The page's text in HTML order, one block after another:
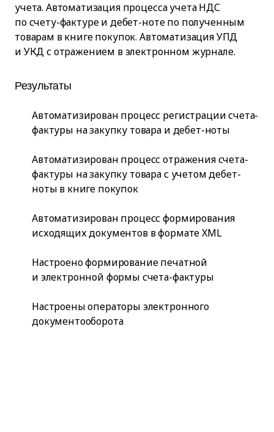
учета. Автоматизация процесса учета НДС
по счету-фактуре и дебет-ноте по полученным
товарам в книге покупок. Автоматизация УПД
и УКД с отражением в электронном журнале.
Результаты
Автоматизирован процесс регистрации счета-
фактуры на закупку товара и дебет-ноты
Автоматизирован процесс отражения счета-
фактуры на закупку товара с учетом дебет-
ноты в книге покупок
Автоматизирован процесс формирования
исходящих документов в формате XML
Настроено формирование печатной
и электронной формы счета-фактуры
Настроены операторы электронного
документооборота